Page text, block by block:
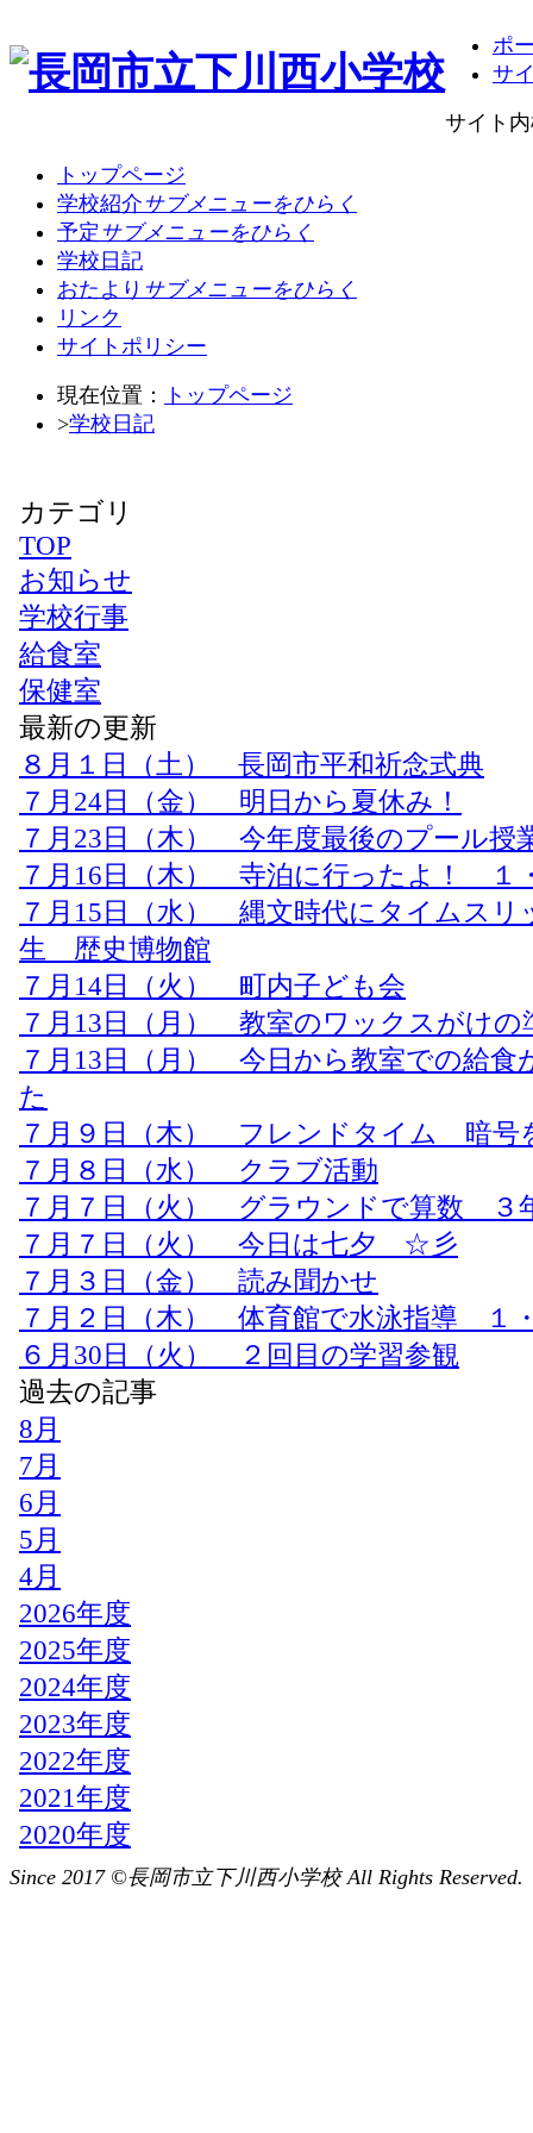
ポ
サ
サイト
トップページ
学校紹介サブメニューをひらく
予定 サブメニューをひらく
学校日記
おたより サブメニューをひらく
リンク
サイトポリシー
現在位置：
トップページ
>学校日記
Since 2017 ©長岡市立下川西小学校 All Rights Reserved.